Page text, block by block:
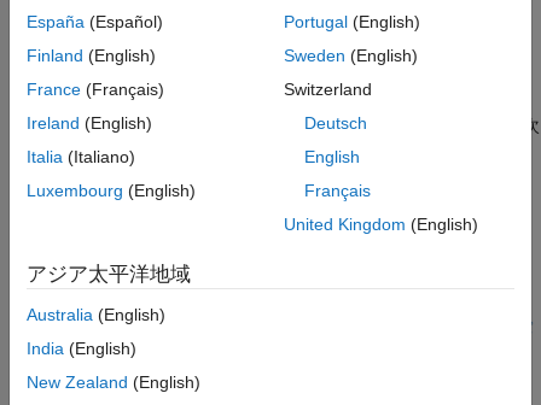
layer = wordEmbeddingLayer(dimension,numWords)
wordEmbeddingLayer(dimension,numWords,PropertyName=Value)
説明
layer= wordEmbeddingLayer( dimension,numWords
は埋め込み次
元とボキャブラリ サイズを指定して単語埋め込み層を作成しま
layer =
は、1 つ以上の名前と値のペアを使用して、オプションの
プロパ
ティを設定します。各プロパティ名を一重引用符で囲みます。
España (Español)
Finland (English)
France (Français)
Ireland (English)
Italia (Italiano)
Luxembourg (English)
Portugal(English)
Sweden (English)
Switzerland
Deutsch
English
Français
United Kingdom (English)
アジア太平洋地域
Australia (English)
India (English)
New Zealand (English)